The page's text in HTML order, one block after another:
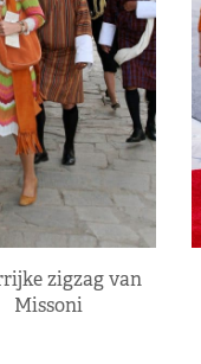
zigzag van
Missoni